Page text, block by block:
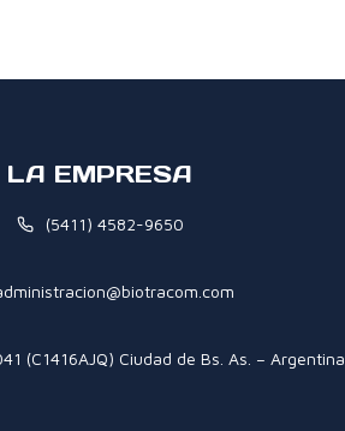
LA EMPRESA
(5411) 4582-9650
(C1416AJQ) Ciudad de Bs. As. – Argentina